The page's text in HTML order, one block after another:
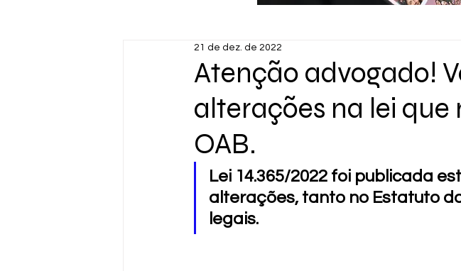
Atenção advogado!
alterações na lei
OAB.
21 de dez. de 2022
Lei 14.365/2022 foi publicada
alterações, tanto no Estatuto
legais.